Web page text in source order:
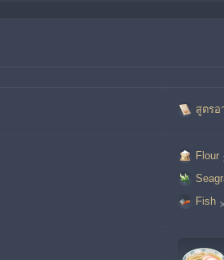
สูตรอ
Flour
Fish